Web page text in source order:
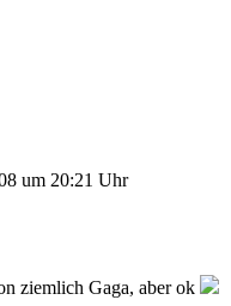
um 20:21 Uhr
ziemlich Gaga, aber ok